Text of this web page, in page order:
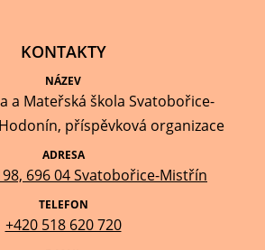
KONTAKTY
NÁZEV
a Mateřská škola Svatobořice-
příspěvková organizace
ADRESA
696 04 Svatobořice-Mistřín
TELEFON
+420 518 620 720